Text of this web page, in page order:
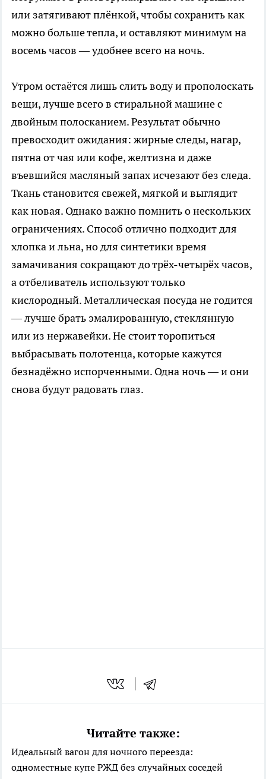
или затягивают плёнкой, чтобы сохранить как
можно больше тепла, и оставляют минимум на
восемь часов — удобнее всего на ночь.
Утром остаётся лишь слить воду и прополоскать
вещи, лучше всего в стиральной машине с
двойным полосканием. Результат обычно
превосходит ожидания: жирные следы, нагар,
пятна от чая или кофе, желтизна и даже
въевшийся масляный запах исчезают без следа.
Ткань становится свежей, мягкой и выглядит
как новая. Однако важно помнить о нескольких
ограничениях. Способ отлично подходит для
хлопка и льна, но для синтетики время
замачивания сокращают до трёх-четырёх часов,
а отбеливатель используют только
кислородный. Металлическая посуда не годится
— лучше брать эмалированную, стеклянную
или из нержавейки. Не стоит торопиться
выбрасывать полотенца, которые кажутся
безнадёжно испорченными. Одна ночь — и они
снова будут радовать глаз.
Читайте также:
Идеальный вагон для ночного переезда:
одноместные купе РЖД без случайных соседей